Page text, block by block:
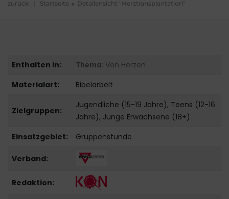
zurück | Startseite Detailansicht "Herztransplantation"
Enthalten in: Thema: Von Herzen
Materialart:
Bibelarbeit
Zielgruppen:
Jugendliche (15-19 Jahre), Teens (12-16
Jahre), Junge Erwachsene (18+)
Einsatzgebiet:
Gruppenstunde
Verband:
Redaktion: